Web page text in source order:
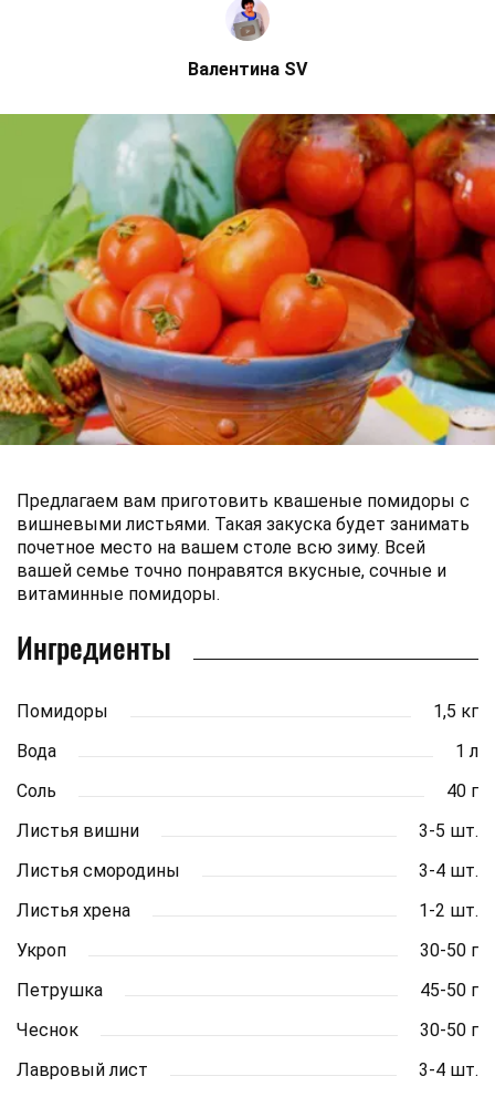
Валентина SV
Предлагаем вам приготовить квашеные помидоры с
вишневыми листьями. Такая закуска будет занимать
почетное место на вашем столе всю зиму. Всей
вашей семье точно понравятся вкусные, сочные и
витаминные помидоры.
Ингредиенты
Помидоры
1,5 кг
Вода
1 л
Соль
40 г
Листья вишни
3-5 шт.
Листья смородины
3-4 шт.
Листья хрена
1-2 шт.
Укроп
30-50 г
Петрушка
45-50 г
Чеснок
30-50 г
Лавровый лист
3-4 шт.